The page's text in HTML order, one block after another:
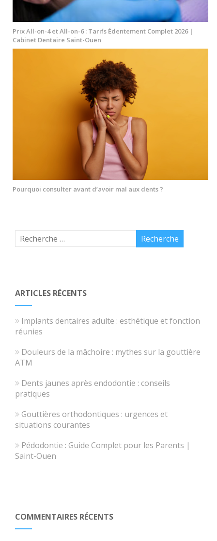
Prix All-on-4 et All-on-6 : Tarifs Édentement Complet 2026 |
Cabinet Dentaire Saint-Ouen
Pourquoi consulter avant d’avoir mal aux dents ?
ARTICLES RÉCENTS
Implants dentaires adulte : esthétique et fonction
réunies
Douleurs de la mâchoire : mythes sur la gouttière
ATM
Dents jaunes après endodontie : conseils
pratiques
Gouttières orthodontiques : urgences et
situations courantes
Pédodontie : Guide Complet pour les Parents |
Saint-Ouen
COMMENTAIRES RÉCENTS